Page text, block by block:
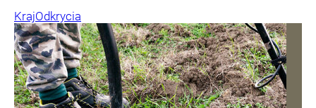
KrajOdkrycia